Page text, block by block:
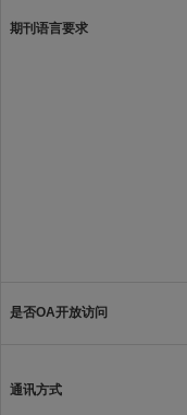
期刊语言要求
是否OA开放访问
通讯方式